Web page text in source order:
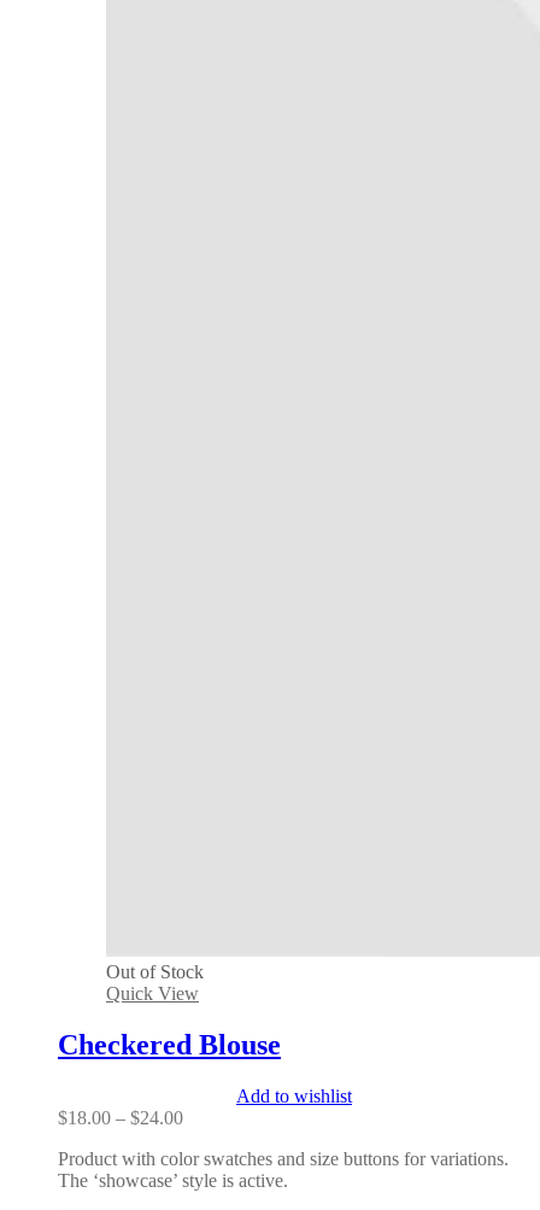
Out of Stock
Quick View
Checkered Blouse
Add to wishlist
$18.00 – $24.00Price
$18.00
through
Product with color swatches and size buttons for variations.
The ‘showcase’ style is active.